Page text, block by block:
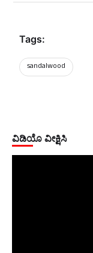
Tags:
sandalwood
ವಿಡಿಯೊ ವೀಕ್ಷಿಸಿ